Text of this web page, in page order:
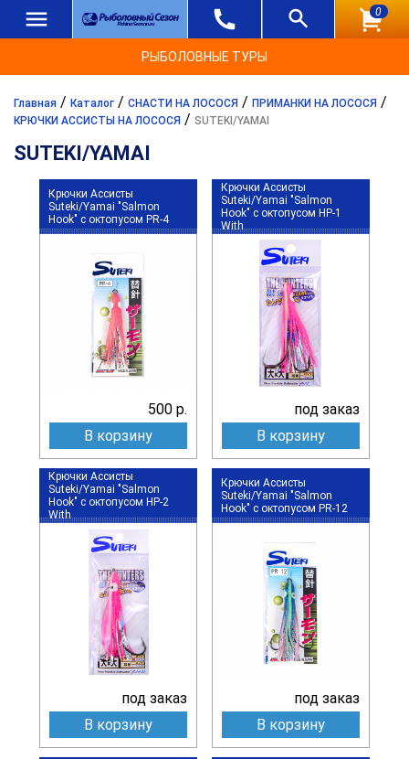
0
РЫБОЛОВНЫЕ ТУРЫ
Главная / Каталог / СНАСТИ НА ЛОСОСЯ / ПРИМАНКИ НА ЛОСОСЯ /
КРЮЧКИ АССИСТЫ НА ЛОСОСЯ / SUTEKI/YAMAI
SUTEKI/YAMAI
Крючки Ассисты
Suteki/Yamai "Salmon
Hook" с октопусом PR-4
500 р.
В корзину
Крючки Ассисты
Suteki/Yamai "Salmon
Hook" с октопусом HP-1
With
под заказ
В корзину
Крючки Ассисты
Suteki/Yamai "Salmon
Hook" с октопусом HP-2
With
под заказ
В корзину
Крючки Ассисты
Suteki/Yamai "Salmon
Hook" с октопусом PR-12
под заказ
В корзину